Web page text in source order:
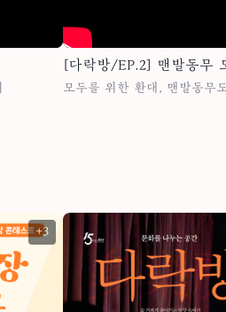
[다락방/EP.2] 맨발동무
모두를 위한 환대, 맨발동무
+3